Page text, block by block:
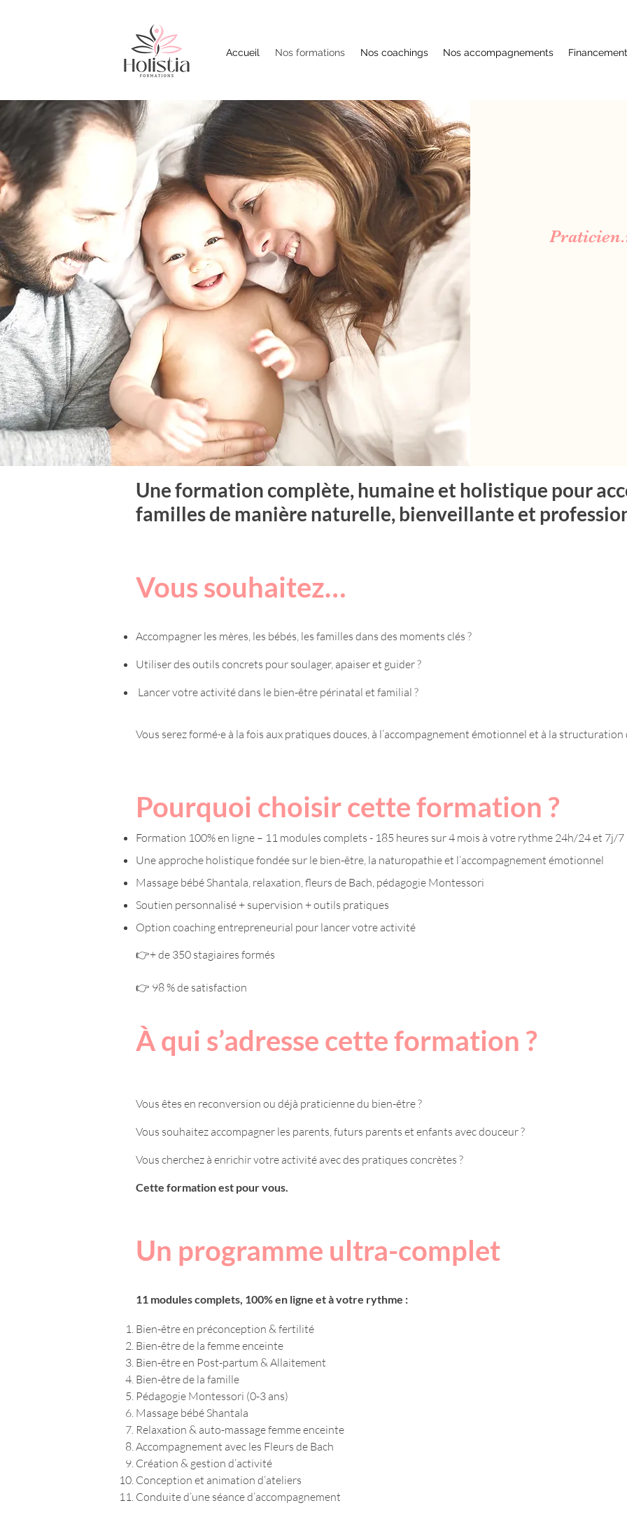
Accueil Nos formations Nos coachings Nos accompagnements Financement
Une formation complète, humaine et holistique pour
familles de manière naturelle, bienveillante et
Vous souhaitez…
Accompagner les mères, les bébés, les familles dans des moments clés ?
Utiliser des outils concrets pour soulager, apaiser et guider ?
Lancer votre activité dans le bien-être périnatal et familial ?
Vous serez formé·e à la fois aux pratiques douces, à l’accompagnement émotionnel et à la
Pourquoi choisir cette formation ?
Formation 100% en ligne – 11 modules complets - 185 heures sur 4 mois à votre rythme 24h/24 et 7j/7
Une approche holistique fondée sur le bien-être, la naturopathie et l’accompagnement émotionnel
Massage bébé Shantala, relaxation, fleurs de Bach, pédagogie Montessori
Soutien personnalisé + supervision + outils pratiques
Option coaching entrepreneurial pour lancer votre activité
👉+ de 350 stagiaires formés
👉 98 % de satisfaction
À qui s’adresse cette formation ?
Vous êtes en reconversion ou déjà praticienne du bien-être ?
Vous souhaitez accompagner les parents, futurs parents et enfants avec douceur ?
Vous cherchez à enrichir votre activité avec des pratiques concrètes ?
Cette formation est pour vous.
Un programme ultra-complet
11 modules complets, 100% en ligne et à votre rythme :
Bien-être en préconception & fertilité
Bien-être de la femme enceinte
Bien-être en Post-partum & Allaitement
Bien-être de la famille
Pédagogie Montessori (0-3 ans)
Massage bébé Shantala
Relaxation & auto-massage femme enceinte
Accompagnement avec les Fleurs de Bach
Création & gestion d’activité
Conception et animation d’ateliers
Conduite d’une séance d’accompagnement